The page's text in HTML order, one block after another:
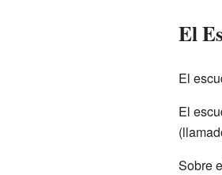
El
El
El
Sobre